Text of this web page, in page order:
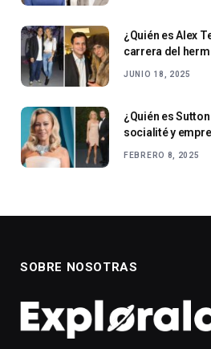
¿Quién es Alex
carrera del
JUNIO 18, 2025
¿Quién es
socialité y
FEBRERO 8, 2025
SOBRE NOSOTRAS